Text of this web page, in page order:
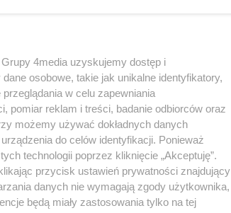
4media uzyskujemy dostęp i
osobowe, takie jak unikalne identyfikatory,
w celu zapewniania
pomiar reklam i treści, badanie odbiorców oraz
możemy używać dokładnych danych
do celów identyfikacji. Ponieważ
technologii poprzez kliknięcie „Akceptuję”.
przycisk ustawień prywatności znajdujący
danych nie wymagają zgody użytkownika,
będą miały zastosowania tylko na tej